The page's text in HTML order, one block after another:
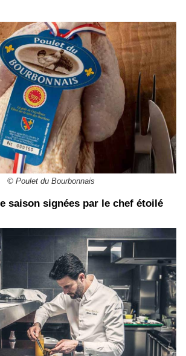
© Poulet du Bourbonnais
saison signées par le chef étoilé